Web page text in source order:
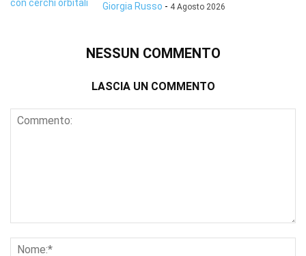
Giorgia Russo - 4 Agosto 2026
NESSUN COMMENTO
LASCIA UN COMMENTO